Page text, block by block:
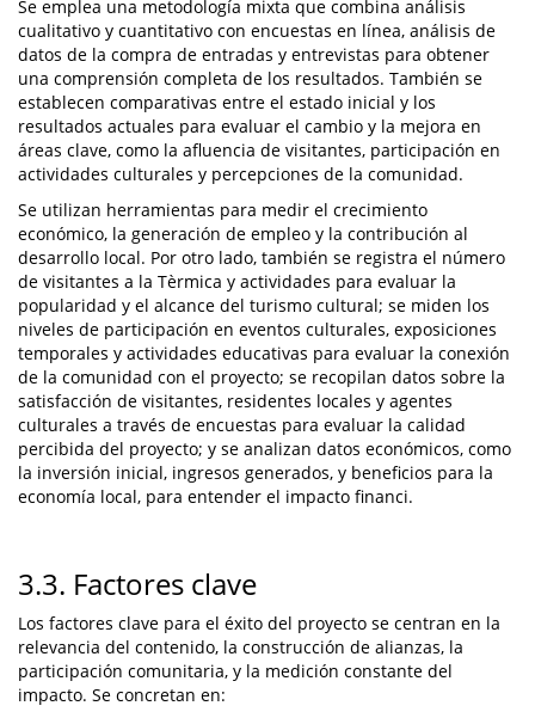
Se emplea una metodología mixta que combina análisis
cualitativo y cuantitativo con encuestas en línea, análisis de
datos de la compra de entradas y entrevistas para obtener
una comprensión completa de los resultados. También se
establecen comparativas entre el estado inicial y los
resultados actuales para evaluar el cambio y la mejora en
áreas clave, como la afluencia de visitantes, participación en
actividades culturales y percepciones de la comunidad.
Se utilizan herramientas para medir el crecimiento
económico, la generación de empleo y la contribución al
desarrollo local. Por otro lado, también se registra el número
de visitantes a la Tèrmica y actividades para evaluar la
popularidad y el alcance del turismo cultural; se miden los
niveles de participación en eventos culturales, exposiciones
temporales y actividades educativas para evaluar la conexión
de la comunidad con el proyecto; se recopilan datos sobre la
satisfacción de visitantes, residentes locales y agentes
culturales a través de encuestas para evaluar la calidad
percibida del proyecto; y se analizan datos económicos, como
la inversión inicial, ingresos generados, y beneficios para la
economía local, para entender el impacto financi.
3.3. Factores clave
Los factores clave para el éxito del proyecto se centran en la
relevancia del contenido, la construcción de alianzas, la
participación comunitaria, y la medición constante del
impacto. Se concretan en: